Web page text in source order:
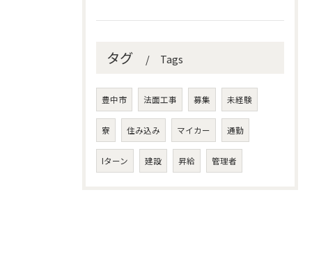
タグ Tags
豊中市 法面工事 募集 未経験
寮 住み込み マイカー 通勤
Iターン 建設 昇給 管理者